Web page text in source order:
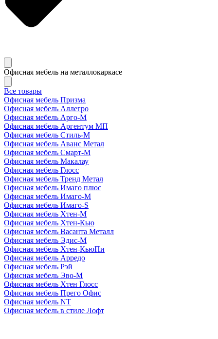
Офисная мебель на металлокаркасе
Все товары
Офисная мебель Призма
Офисная мебель Аллегро
Офисная мебель Арго-М
Офисная мебель Аргентум МП
Офисная мебель Стиль-М
Офисная мебель Аванс Метал
Офисная мебель Смарт-М
Офисная мебель Макалау
Офисная мебель Глосс
Офисная мебель Тренд Метал
Офисная мебель Имаго плюс
Офисная мебель Имаго-М
Офисная мебель Имаго-S
Офисная мебель Хтен-M
Офисная мебель Хтен-Кью
Офисная мебель Васанта Металл
Офисная мебель Эдис-M
Офисная мебель Хтен-КьюПи
Офисная мебель Арредо
Офисная мебель Рэй
Офисная мебель Эво-M
Офисная мебель Хтен Глосс
Офисная мебель Прего Офис
Офисная мебель NT
Офисная мебель в стиле Лофт